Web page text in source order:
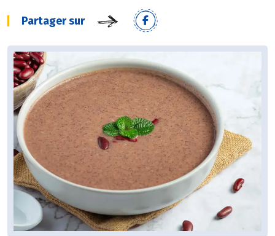
Partager sur